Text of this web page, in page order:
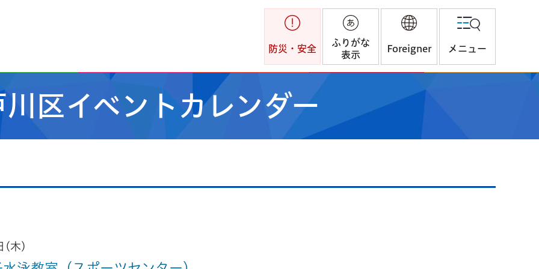
防災・安全
ふりがな
表示
Foreigner メニュー
区イベントカレンダー
(木)